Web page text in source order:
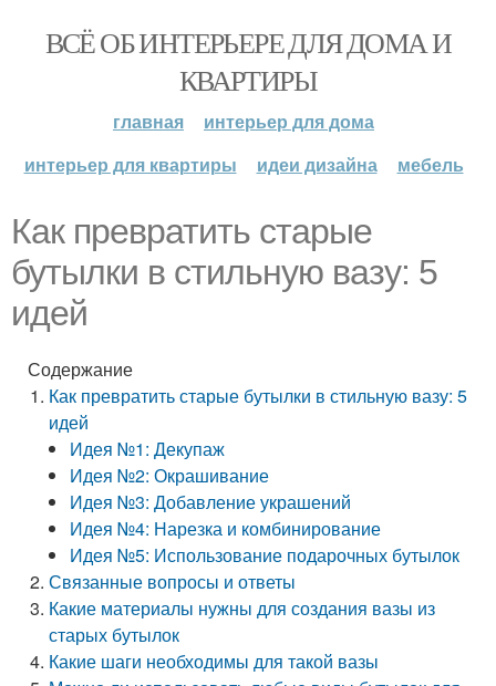
ВСЁ ОБ ИНТЕРЬЕРЕ ДЛЯ ДОМА И
КВАРТИРЫ
главная
интерьер для дома
интерьер для квартиры
идеи дизайна мебель
Как превратить старые
бутылки в стильную вазу: 5
идей
Содержание
Как превратить старые бутылки в стильную вазу: 5
идей
Идея №1: Декупаж
Идея №2: Окрашивание
Идея №3: Добавление украшений
Идея №4: Нарезка и комбинирование
Идея №5: Использование подарочных бутылок
Связанные вопросы и ответы
Какие материалы нужны для создания вазы из
старых бутылок
Какие шаги необходимы для такой вазы